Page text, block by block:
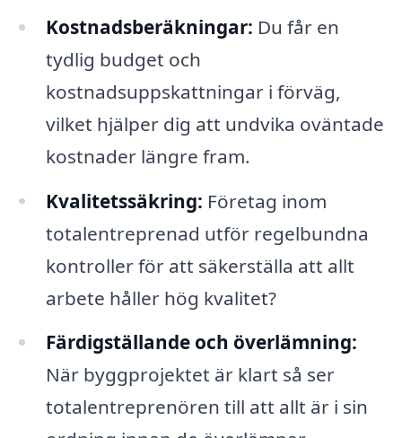
Kostnadsberäkningar: Du får en
tydlig budget och
kostnadsuppskattningar i förväg,
vilket hjälper dig att undvika oväntade
kostnader längre fram.
Kvalitetssäkring: Företag inom
totalentreprenad utför regelbundna
kontroller för att säkerställa att allt
arbete håller hög kvalitet?
Färdigställande och överlämning:
När byggprojektet är klart så ser
totalentreprenören till att allt är i sin